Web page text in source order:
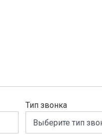
Тип звонка